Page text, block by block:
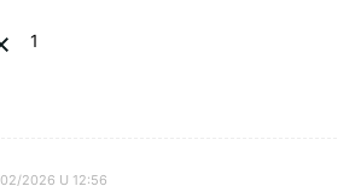
1
2026 U 12:56